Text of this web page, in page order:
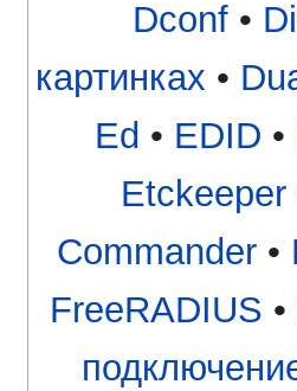
Dconf •
картинках •
Ed • EDID •
Etckeeper
Commander•
FreeRADIUS •